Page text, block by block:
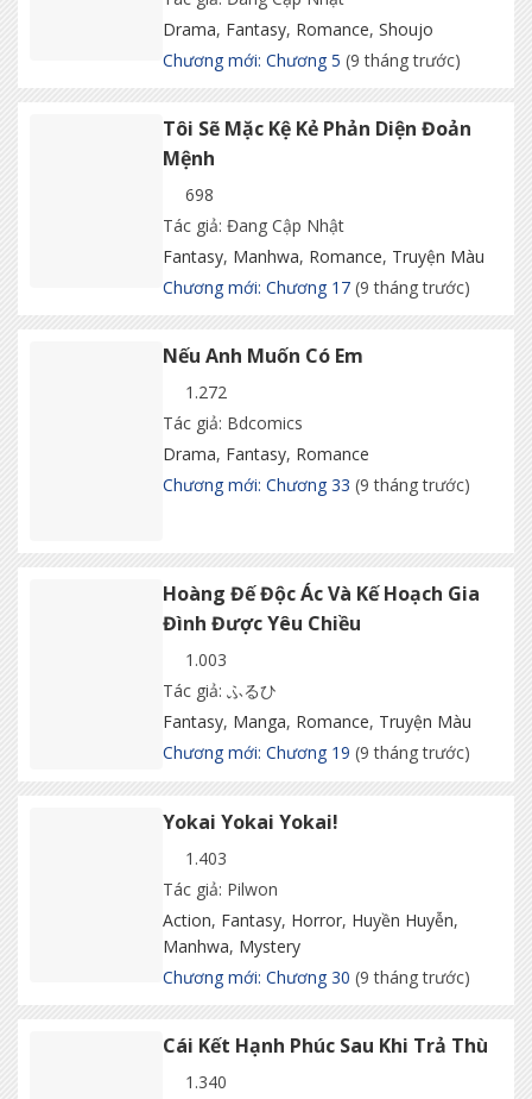
Drama, Fantasy, Romance, Shoujo
Chương mới: Chương 5 (9 tháng trước)
Tôi Sẽ Mặc Kệ Kẻ Phản Diện Đoản
Mệnh
698
Tác giả: Đang Cập Nhật
Fantasy, Manhwa, Romance, Truyện Màu
Chương mới: Chương 17 (9 tháng trước)
Nếu Anh Muốn Có Em
1.272
Tác giả: Bdcomics
Drama, Fantasy, Romance
Chương mới: Chương 33 (9 tháng trước)
Hoàng Đế Độc Ác Và Kế Hoạch Gia
Đình Được Yêu Chiều
1.003
Tác giả: ふるひ
Fantasy, Manga, Romance, Truyện Màu
Chương mới: Chương 19 (9 tháng trước)
Yokai Yokai Yokai!
1.403
Tác giả: Pilwon
Action, Fantasy, Horror, Huyền Huyễn,
Manhwa, Mystery
Chương mới: Chương 30 (9 tháng trước)
Cái Kết Hạnh Phúc Sau Khi Trả Thù
1.340